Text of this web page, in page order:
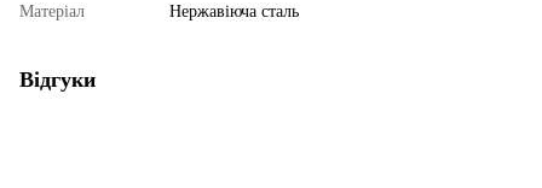
Матеріал Нержавіюча сталь
Відгуки